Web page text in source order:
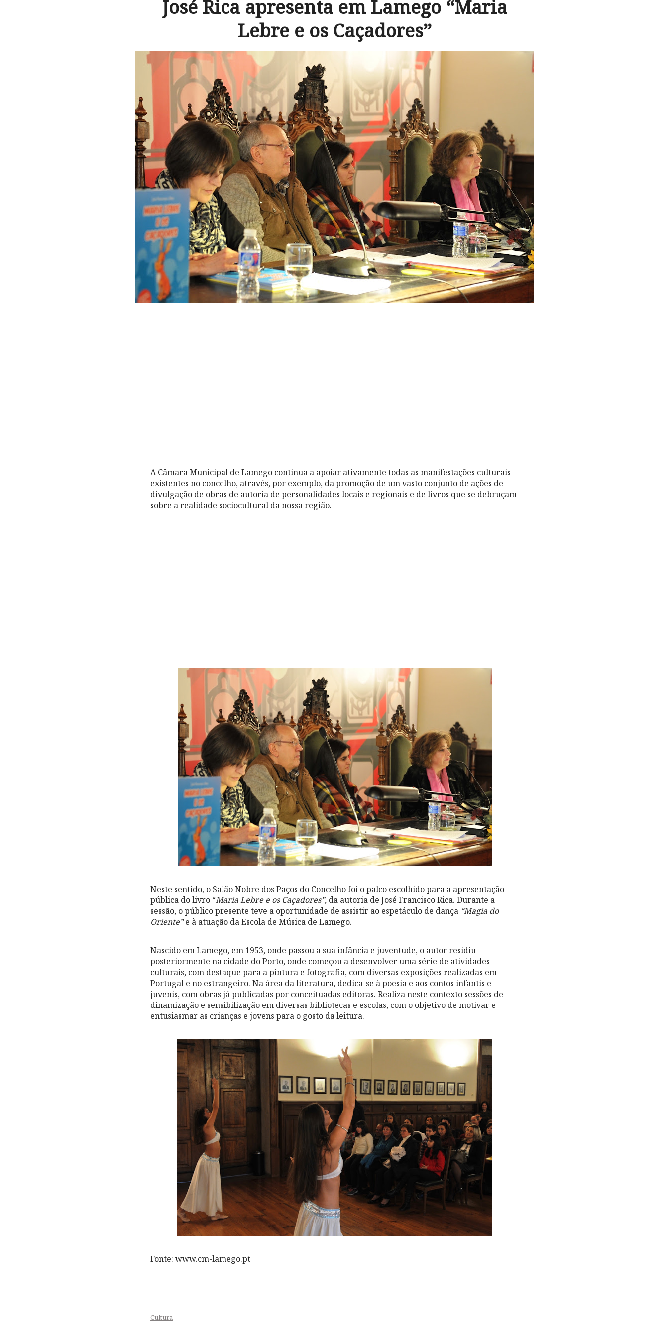
José Rica apresenta em Lamego “Maria
Lebre e os Caçadores”
A Câmara Municipal de Lamego continua a apoiar ativamente todas as manifestações culturais
existentes no concelho, através, por exemplo, da promoção de um vasto conjunto de ações de
divulgação de obras de autoria de personalidades locais e regionais e de livros que se debruçam
sobre a realidade sociocultural da nossa região.
Neste sentido, o Salão Nobre dos Paços do Concelho foi o palco escolhido para a apresentação
pública do livro “Maria Lebre e os Caçadores”, da autoria de José Francisco Rica. Durante a
sessão, o público presente teve a oportunidade de assistir ao espetáculo de dança “Magia do
Oriente”e à atuação da Escola de Música de Lamego.
Nascido em Lamego, em 1953, onde passou a sua infância e juventude, o autor residiu
posteriormente na cidade do Porto, onde começou a desenvolver uma série de atividades
culturais, com destaque para a pintura e fotografia, com diversas exposições realizadas em
Portugal e no estrangeiro. Na área da literatura, dedica-se à poesia e aos contos infantis e
juvenis, com obras já publicadas por conceituadas editoras. Realiza neste contexto sessões de
dinamização e sensibilização em diversas bibliotecas e escolas, com o objetivo de motivar e
entusiasmar as crianças e jovens para o gosto da leitura.
Fonte: www.cm-lamego.pt
Cultura